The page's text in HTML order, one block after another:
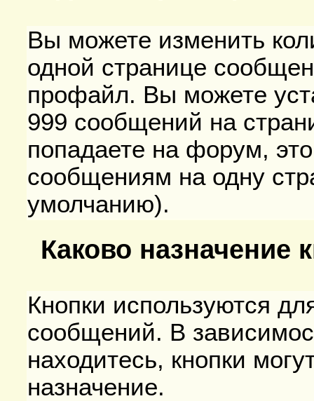
Вы можете изменить
одной странице
профайл. Вы можете
999 сообщений на
попадаете на форум,
сообщениям на одну
умолчанию).
Каково назначение
Кнопки используются
сообщений. В
находитесь, кнопки
назначение.